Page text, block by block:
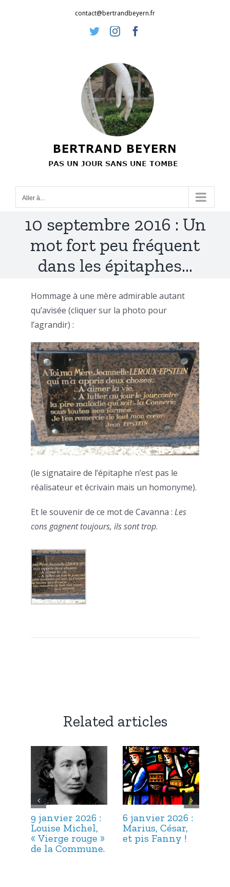
contact@bertrandbeyern.fr
TwitterInstagram
Aller à...
10 septembre 2016 : Un
mot fort peu fréquent
dans les épitaphes…
Hommage à une mère admirable autant
qu’avisée (cliquer sur la photo pour
l’agrandir) :
(le signataire de l’épitaphe n’est pas le
réalisateur et écrivain mais un homonyme).
Et le souvenir de ce mot de Cavanna : Les
cons gagnent toujours, ils sont trop.
Related articles
9 janvier 2026 :
Louise Michel,
« Vierge rouge »
de la Commune.
6 janvier 2026 :
Marius, César,
et pis Fanny !